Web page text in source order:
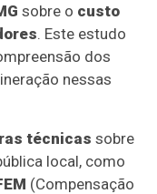
sobre o custo
. Este estudo
dos
nessas
técnicas sobre
local, como
(Compensação